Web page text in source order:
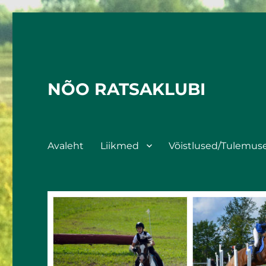
NÕO RATSAKLUBI
Avaleht Liikmed Võistlused/